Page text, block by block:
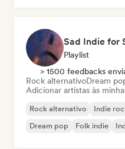
Sad Indie for
Playlist
> 1500 feedbacks
Rock alternativoDream
Adicionar artistas às
Rock alternativo Indie
Dream pop
Folk indie